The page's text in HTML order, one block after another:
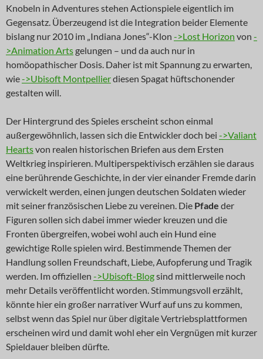
Knobeln in Adventures stehen Actionspiele eigentlich im
Gegensatz. Überzeugend ist die Integration beider Elemente
bislang nur 2010 im „Indiana Jones“-Klon ->Lost Horizon von -
>Animation Arts gelungen – und da auch nur in
homöopathischer Dosis. Daher ist mit Spannung zu erwarten,
wie->Ubisoft Montpellierdiesen Spagat hüftschonender
gestalten will.
Der Hintergrund des Spieles erscheint schon einmal
außergewöhnlich, lassen sich die Entwickler doch bei ->Valiant
Heartsvon realen historischen Briefen aus dem Ersten
Weltkrieg inspirieren. Multiperspektivisch erzählen sie daraus
eine berührende Geschichte, in der vier einander Fremde darin
verwickelt werden, einen jungen deutschen Soldaten wieder
mit seiner französischen Liebe zu vereinen. Die Pfade der
Figuren sollen sich dabei immer wieder kreuzen und die
Fronten übergreifen, wobei wohl auch ein Hund eine
gewichtige Rolle spielen wird. Bestimmende Themen der
Handlung sollen Freundschaft, Liebe, Aufopferung und Tragik
werden. Im offiziellen ->Ubisoft-Blogsind mittlerweile noch
mehr Details veröffentlicht worden. Stimmungsvoll erzählt,
könnte hier ein großer narrativer Wurf auf uns zu kommen,
selbst wenn das Spiel nur über digitale Vertriebsplattformen
erscheinen wird und damit wohl eher ein Vergnügen mit kurzer
Spieldauer bleiben dürfte.